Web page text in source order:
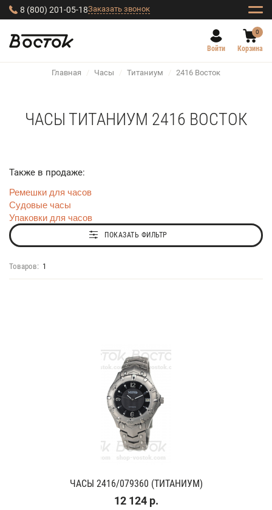
8 (800) 201-05-18Заказать звонок
Войти
0
Корзина
Главная / Часы / Титаниум / 2416 Восток
ЧАСЫ ТИТАНИУМ 2416 ВОСТОК
Также в продаже:
Ремешки для часов
Судовые часы
Упаковки для часов
ПОКАЗАТЬ ФИЛЬТР
Товаров: 1
ЧАСЫ 2416/079360 (ТИТАНИУМ)
12 124 р.